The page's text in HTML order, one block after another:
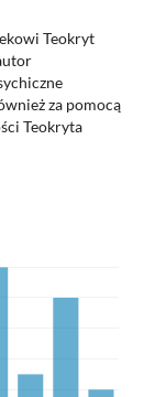
Teokryt
za pomocą
Teokryta